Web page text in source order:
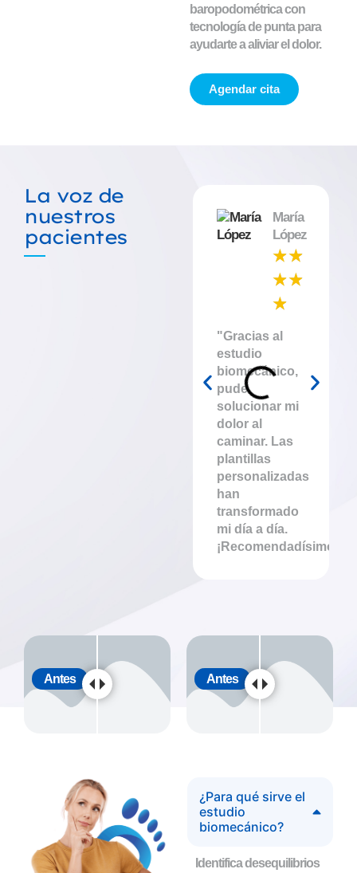
baropodométrica con
tecnología de punta para
ayudarte a aliviar el dolor.
Agendar cita
La voz de
nuestros
pacientes
María
López
☆☆
☆☆
☆
"Gracias al
estudio
biomecánico,
pude
solucionar mi
dolor al
caminar. Las
plantillas
personalizadas
han
transformado
mi día a día.
¡Recomendadísimo!"
Antes Antes
¿Para qué sirve el
estudio
biomecánico?
Identifica desequilibrios